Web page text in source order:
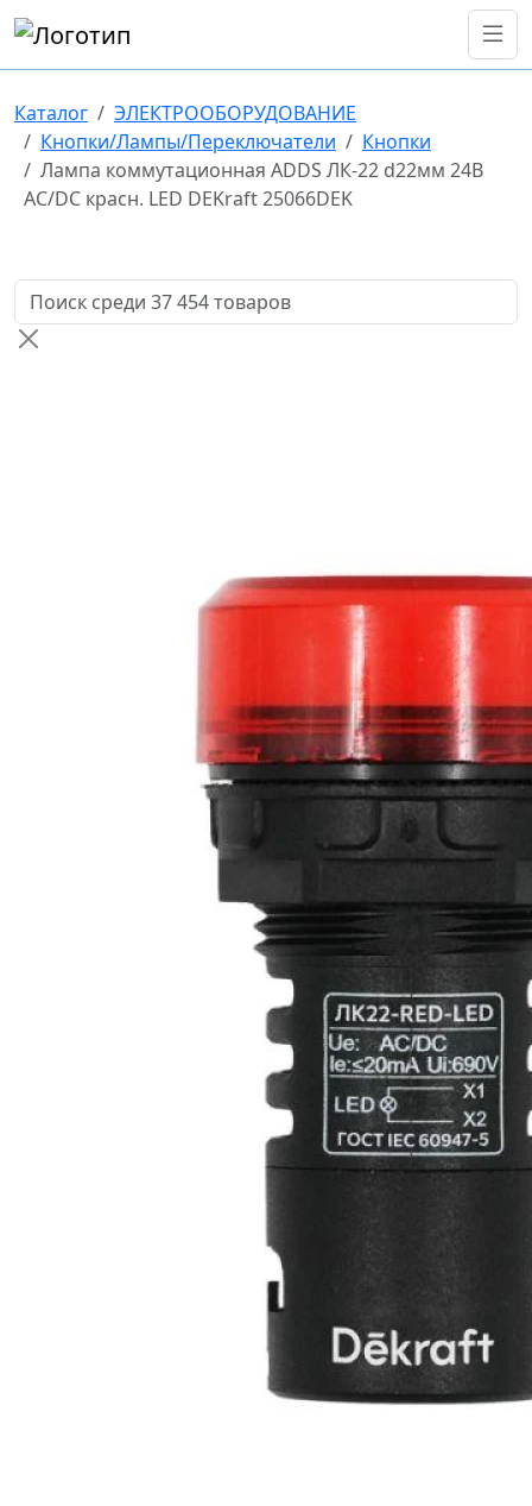
Каталог
ЭЛЕКТРООБОРУДОВАНИЕ
Кнопки/Лампы/Переключатели
Кнопки
Лампа коммутационная ADDS ЛК-22 d22мм 24В
AC/DC красн. LED DEKraft 25066DEK
Поиск товаров по названию или артикулу